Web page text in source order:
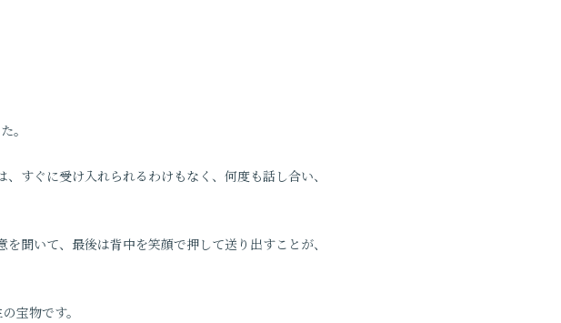
。
すぐに受け入れられるわけもなく、何度も話し合い、
聞いて、最後は背中を笑顔で押して送り出すことが、
宝物です。